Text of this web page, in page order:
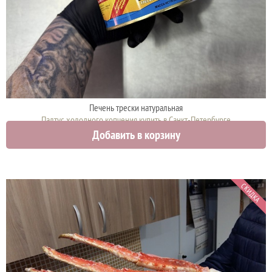
Печень трески натуральная
Палтус холодного копчения купить в Санкт-Петербурге
2962 руб.
Добавить в корзину
СКИДКА